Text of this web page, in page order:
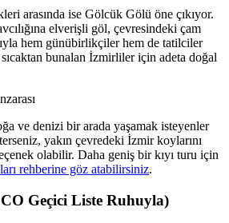
arasında ise Gölcük Gölü öne çıkıyor.
elverişli göl, çevresindeki çam
hem günübirlikçiler hem de tatilciler
bunalan İzmirliler için adeta doğal
ve denizi bir arada yaşamak isteyenler
yakın çevredeki İzmir koylarını
olabilir. Daha geniş bir kıyı turu için
rehberine göz atabilirsiniz.
Geçici Liste Ruhuyla)